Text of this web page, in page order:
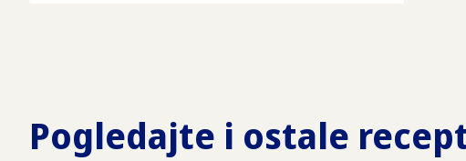
Pogledajte i ostale